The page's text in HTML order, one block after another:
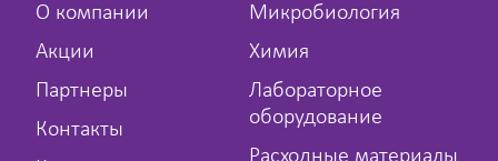
О компании
Акции
Партнеры
Контакты
Микробиология
Химия
Лабораторное
оборудование
Расходные материалы